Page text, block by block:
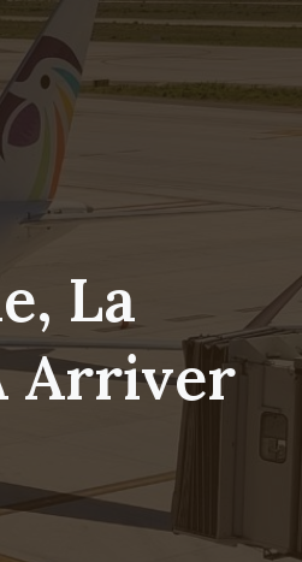
La
Arriver